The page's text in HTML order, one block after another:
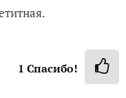
1 Спасибо!